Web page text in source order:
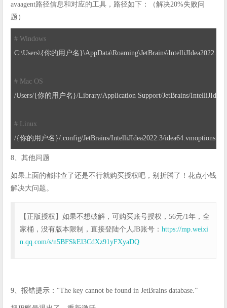
avaagent路径信息和对应的工具，路径如下：（解决20%失败问
题）
# Windows
C:\Users\{你的用户名}\AppData\Roaming\JetBrains\IntelliJIdea2022.3
# Mac OS
/Users/{你的用户名}/Library/Application Support/JetBrains/
# Linux
/{你的用户名}/.config/JetBrains/IntelliJIdea2022.3/idea64.vmoptions
8、其他问题
如果上面的都排查了还是不行就购买授权吧，别折腾了！花点小钱
解决大问题。
【正版授权】如果不想破解，可购买账号授权，56元/1年，全
家桶，没有版本限制，直接登陆个人JB账号： https://mp.weixi
n.qq.com/s/n5BFSkEl3CdXz91yFXyaDQ
9、报错提示：“The key cannot be found in JetBrains database.”